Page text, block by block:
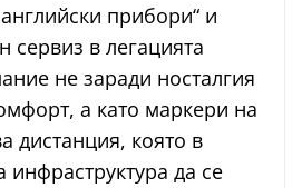
прибори“ и
сервиз в легацията
не заради носталгия
а като маркери на
дистанция, която в
да се